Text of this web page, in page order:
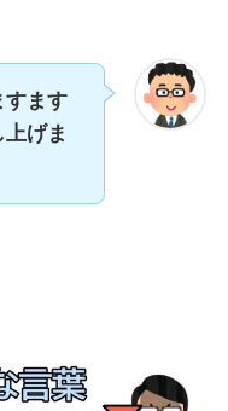
すます
げま